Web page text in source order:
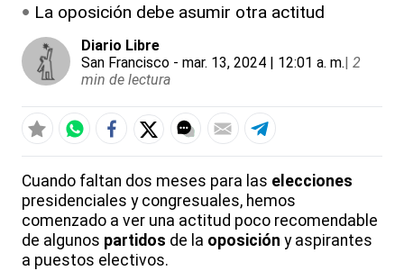
La oposición debe asumir otra actitud
Diario Libre
San Francisco - mar. 13, 2024 | 12:01 a. m.| 2
min de lectura
Cuando faltan dos meses para las elecciones
presidenciales y congresuales, hemos
comenzado a ver una actitud poco recomendable
de algunos partidos de la oposición y aspirantes
a puestos electivos.